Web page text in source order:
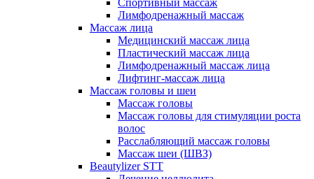
Спортивный массаж
Лимфодренажный массаж
Массаж лица
Медицинский массаж лица
Пластический массаж лица
Лимфодренажный массаж лица
Лифтинг-массаж лица
Массаж головы и шеи
Массаж головы
Массаж головы для стимуляции роста
волос
Расслабляющий массаж головы
Массаж шеи (ШВЗ)
Beautylizer STT